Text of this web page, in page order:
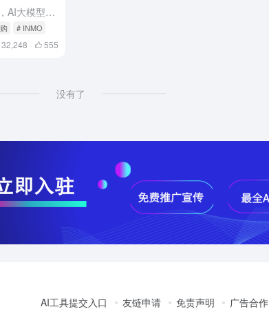
2025年被称为“AI眼镜元年”，AI大模型、轻量化设计与多模态交互的突破，让AI眼镜从极客玩具蜕变为实用穿戴设备。它们集拍摄、翻译、AR显示、语音助手于一体，成为继手机后的下一代随身AI终端。无...
# INMO
32,248 555
没有了
AI工具提交入口 友链申请 免责声明 广告合作